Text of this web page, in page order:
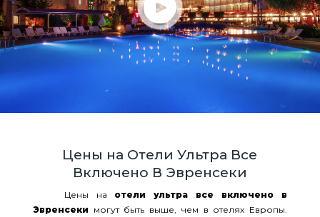
Цены на Отели Ультра Все
Включено В Эвренсеки
Цены на отели ультра все включено в
Эвренсеки могут быть выше, чем в отелях Европы.